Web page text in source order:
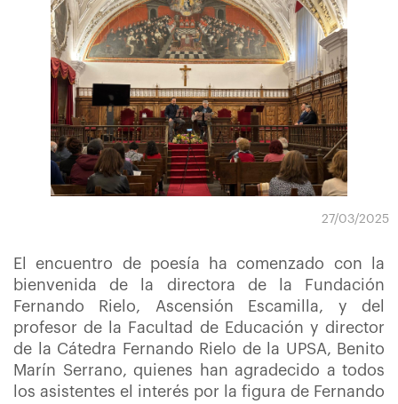
27/03/2025
El encuentro de poesía ha comenzado con la
bienvenida de la directora de la Fundación
Fernando Rielo, Ascensión Escamilla, y del
profesor de la Facultad de Educación y director
de la Cátedra Fernando Rielo de la UPSA, Benito
Marín Serrano, quienes han agradecido a todos
los asistentes el interés por la figura de Fernando